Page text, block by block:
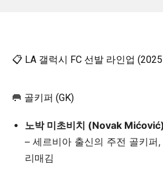
📋 LA 갤럭시 FC 선발 라인업
🥅 골키퍼 (GK)
노박 미초비치 (Novak Mićović)
– 세르비아 출신의 주전 골키퍼
리매김